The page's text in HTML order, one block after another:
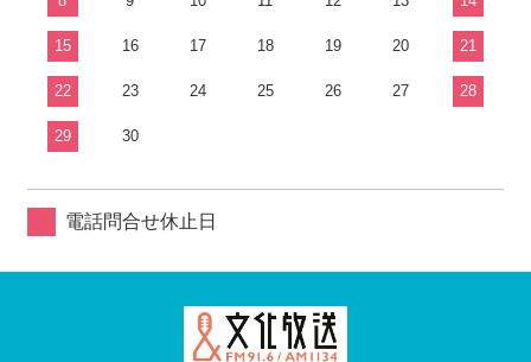
15 16 17 18 19 20 21
22 23 24 25 26 27 28
29 30
電話問合せ休止日